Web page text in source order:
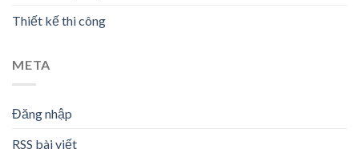
Thiết kế thi công
META
Đăng nhập
RSS bài viết